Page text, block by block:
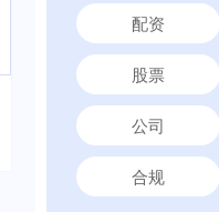
配资
股票
公司
合规